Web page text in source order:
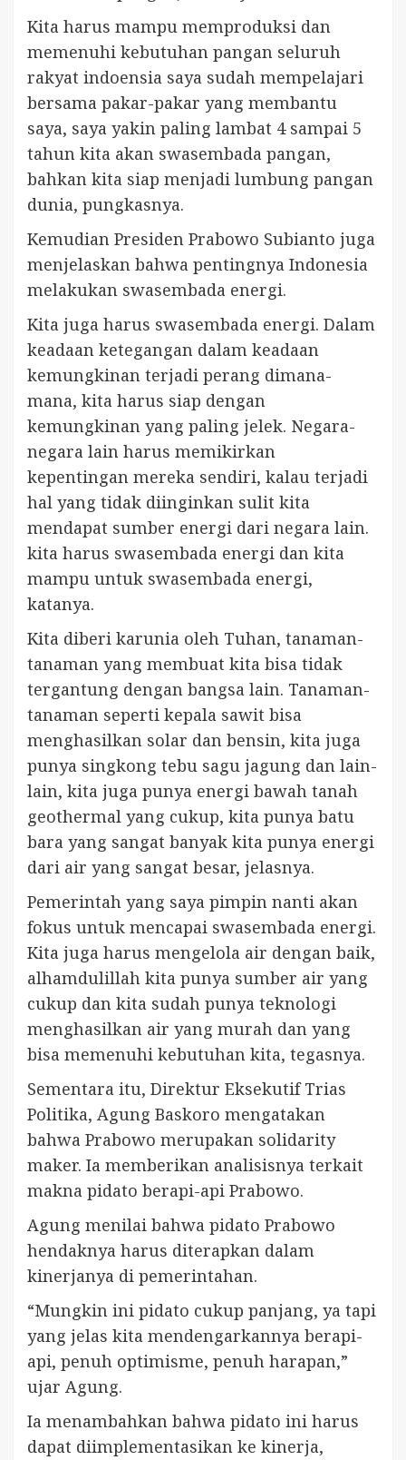
Kita harus mampu memproduksi dan
memenuhi kebutuhan pangan seluruh
rakyat indoensia saya sudah mempelajari
bersama pakar-pakar yang membantu
saya, saya yakin paling lambat 4 sampai 5
tahun kita akan swasembada pangan,
bahkan kita siap menjadi lumbung pangan
dunia, pungkasnya.
Kemudian Presiden Prabowo Subianto juga
menjelaskan bahwa pentingnya Indonesia
melakukan swasembada energi.
Kita juga harus swasembada energi. Dalam
keadaan ketegangan dalam keadaan
kemungkinan terjadi perang dimana-
mana, kita harus siap dengan
kemungkinan yang paling jelek. Negara-
negara lain harus memikirkan
kepentingan mereka sendiri, kalau terjadi
hal yang tidak diinginkan sulit kita
mendapat sumber energi dari negara lain.
kita harus swasembada energi dan kita
mampu untuk swasembada energi,
katanya.
Kita diberi karunia oleh Tuhan, tanaman-
tanaman yang membuat kita bisa tidak
tergantung dengan bangsa lain. Tanaman-
tanaman seperti kepala sawit bisa
menghasilkan solar dan bensin, kita juga
punya singkong tebu sagu jagung dan lain-
lain, kita juga punya energi bawah tanah
geothermal yang cukup, kita punya batu
bara yang sangat banyak kita punya energi
dari air yang sangat besar, jelasnya.
Pemerintah yang saya pimpin nanti akan
fokus untuk mencapai swasembada energi.
Kita juga harus mengelola air dengan baik,
alhamdulillah kita punya sumber air yang
cukup dan kita sudah punya teknologi
menghasilkan air yang murah dan yang
bisa memenuhi kebutuhan kita, tegasnya.
Sementara itu, Direktur Eksekutif Trias
Politika, Agung Baskoro mengatakan
bahwa Prabowo merupakan solidarity
maker. Ia memberikan analisisnya terkait
makna pidato berapi-api Prabowo.
Agung menilai bahwa pidato Prabowo
hendaknya harus diterapkan dalam
kinerjanya di pemerintahan.
“Mungkin ini pidato cukup panjang, ya tapi
yang jelas kita mendengarkannya berapi-
api, penuh optimisme, penuh harapan,”
ujar Agung.
Ia menambahkan bahwa pidato ini harus
dapat diimplementasikan ke kinerja,